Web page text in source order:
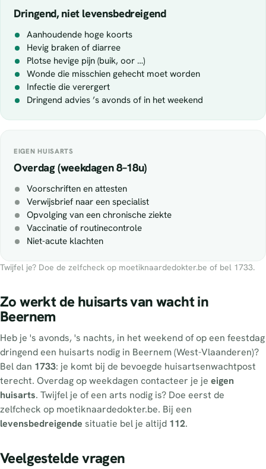
Dringend, niet levensbedreigend
Aanhoudende hoge koorts
Hevig braken of diarree
Plotse hevige pijn (buik, oor …)
Wonde die misschien gehecht moet worden
Infectie die verergert
Dringend advies ’s avonds of in het weekend
EIGEN HUISARTS
Overdag (weekdagen 8–18u)
Voorschriften en attesten
Verwijsbrief naar een specialist
Opvolging van een chronische ziekte
Vaccinatie of routinecontrole
Niet-acute klachten
Twijfel je? Doe de zelfcheck op moetiknaardedokter.be of bel 1733.
Zo werkt de huisarts van wacht in
Beernem
Heb je 's avonds, 's nachts, in het weekend of op een feestdag
dringend een huisarts nodig in Beernem (West-Vlaanderen)?
Bel dan 1733: je komt bij de bevoegde huisartsenwachtpost
terecht. Overdag op weekdagen contacteer je je eigen
huisarts. Twijfel je of een arts nodig is? Doe eerst de
zelfcheck op moetiknaardedokter.be. Bij een
levensbedreigende situatie bel je altijd 112.
Veelgestelde vragen